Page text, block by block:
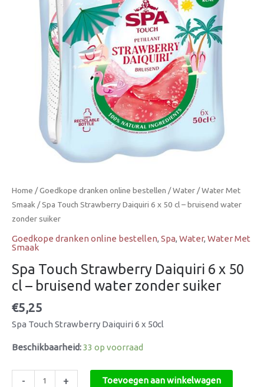
Home /Goedkope dranken online bestellen /Water /Water Met
Smaak / Spa Touch Strawberry Daiquiri 6 x 50 cl – bruisend water
zonder suiker
Goedkope dranken online bestellen, Spa, Water, Water Met
Smaak
Spa Touch Strawberry Daiquiri 6 x 50
cl – bruisend water zonder suiker
€5,25
Spa Touch Strawberry Daiquiri 6 x 50cl
Beschikbaarheid:33 op voorraad
- + Toevoegen aan winkelwagen